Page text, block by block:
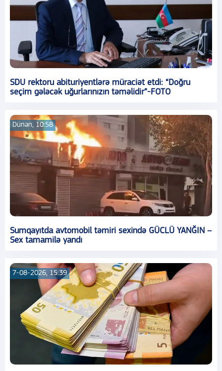
SDU rektoru abituriyentlərə müraciət etdi: “Doğru
seçim gələcək uğurlarınızın təməlidir”-FOTO
Dünən, 10:58
Sumqayıtda avtomobil təmiri sexində GÜCLÜ YANĞIN –
Sex tamamilə yandı
7-08-2026, 15:39